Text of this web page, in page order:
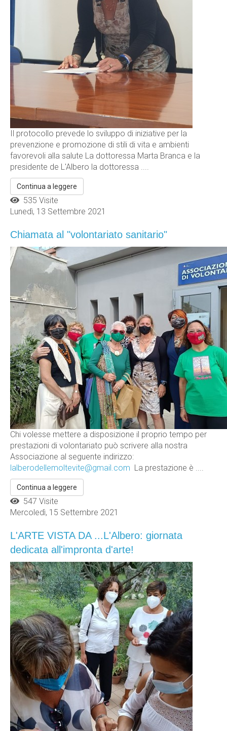
Il protocollo prevede lo sviluppo di iniziative per la
prevenzione e promozione di stili di vita e ambienti
favorevoli alla salute La dottoressa Marta Branca e la
presidente de L'Albero la dottoressa ....
Continua a leggere
535 Visite
Lunedì, 13 Settembre 2021
Chiamata al "volontariato sanitario"
Chi volesse mettere a disposizione il proprio tempo per
prestazioni di volontariato può scrivere alla nostra
Associazione al seguente indirizzo:
lalberodellemoltevite@gmail.com La prestazione è ....
Continua a leggere
547 Visite
Mercoledì, 15 Settembre 2021
L'ARTE VISTA DA ...L'Albero: giornata
dedicata all'impronta d'arte!